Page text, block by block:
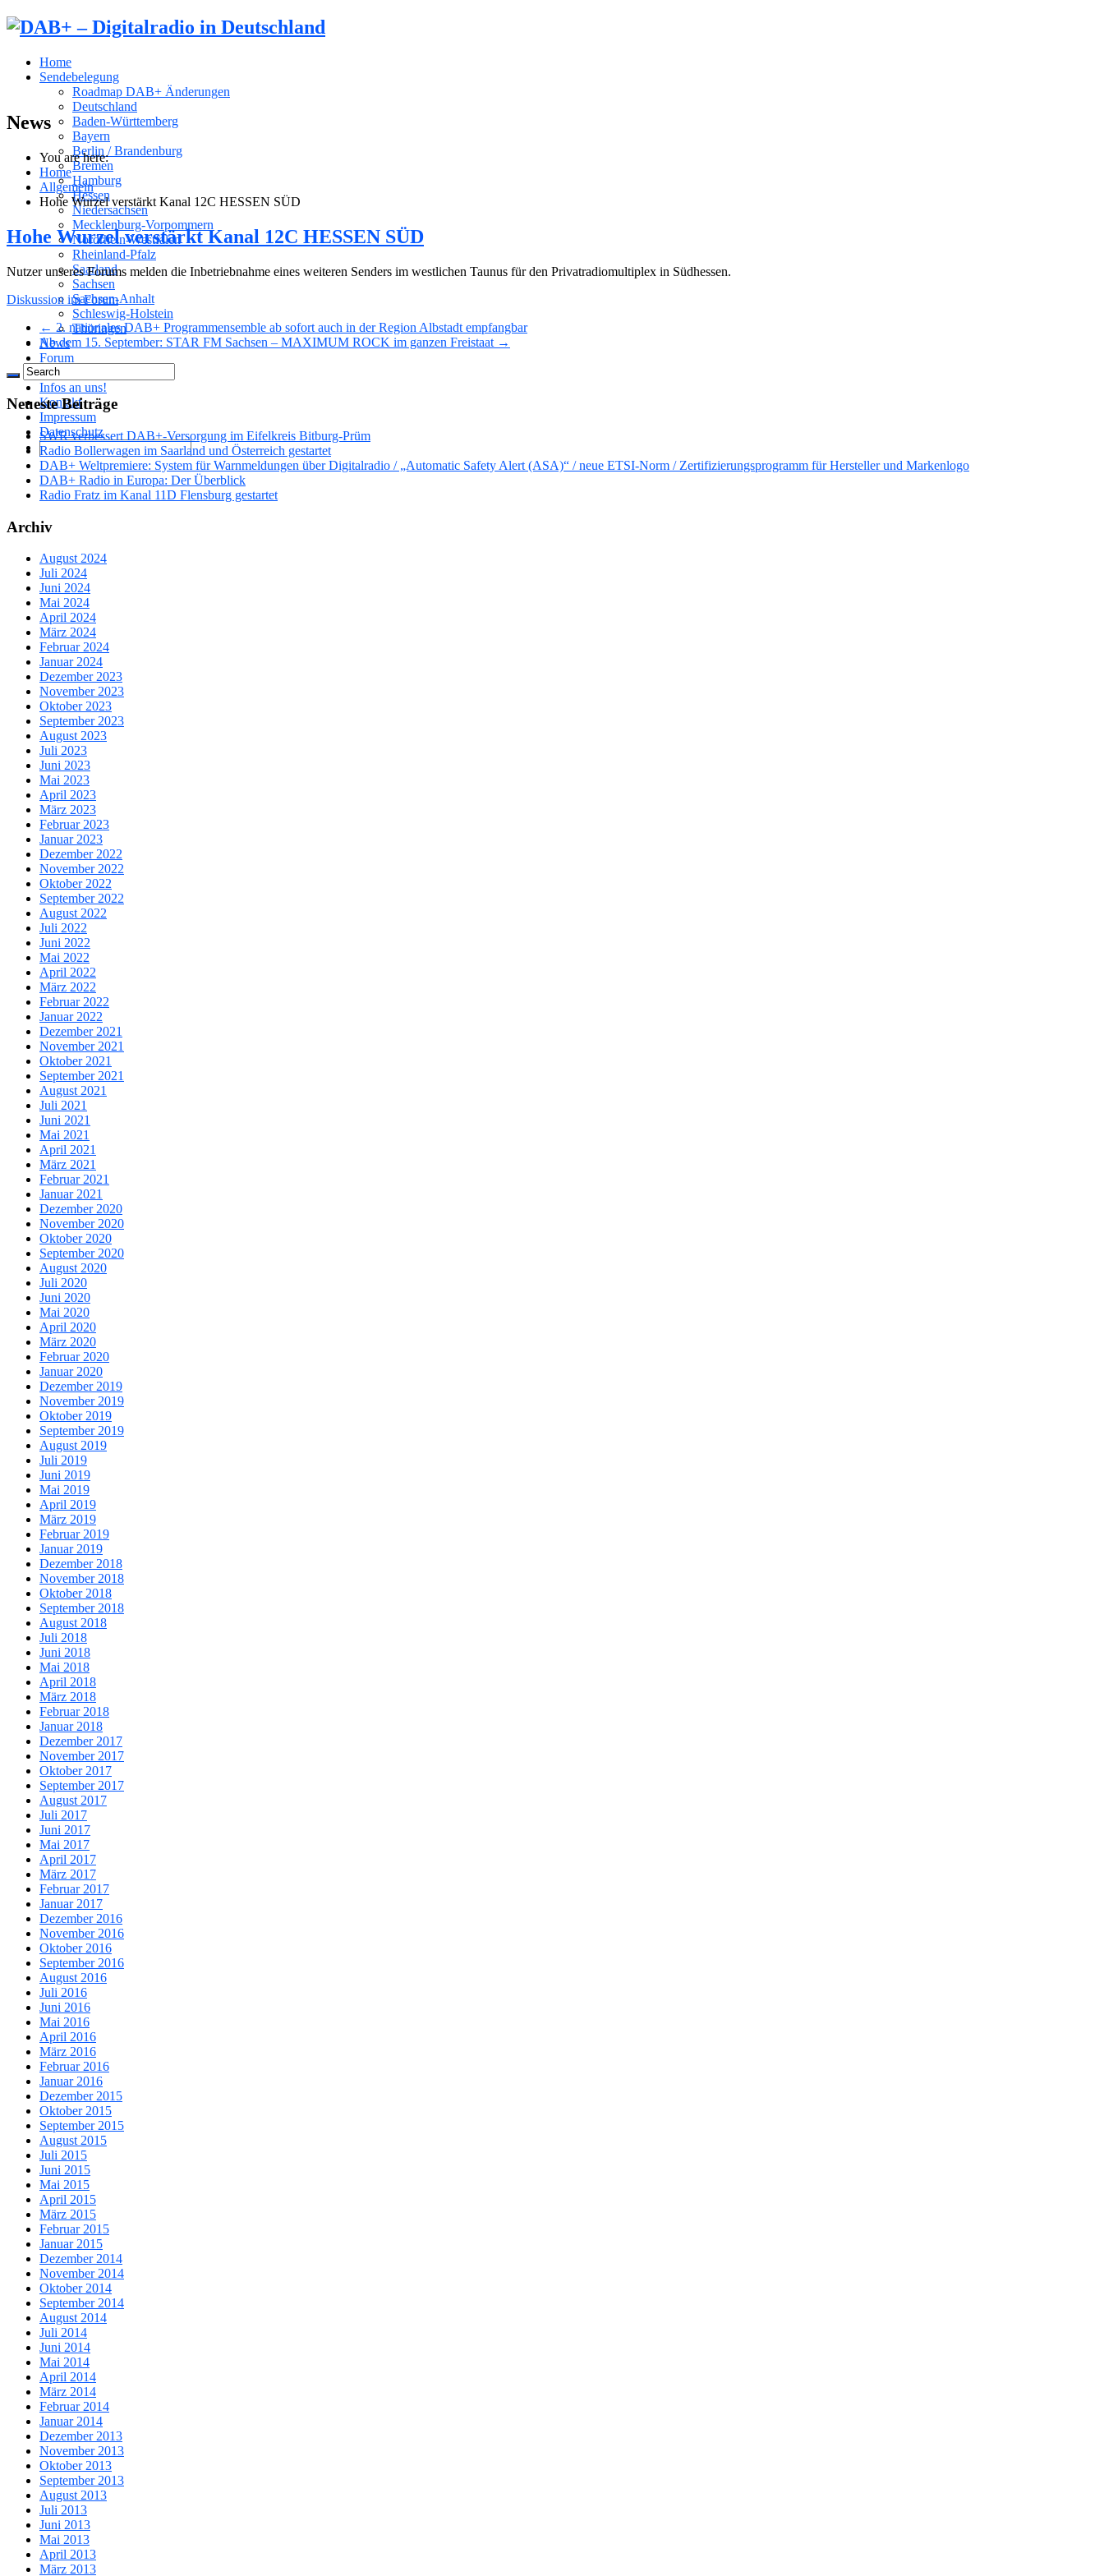
Home
Sendebelegung
Roadmap DAB+ Änderungen
Deutschland
Baden-Württemberg
Bayern
Berlin / Brandenburg
Bremen
Hamburg
Hessen
Niedersachsen
Mecklenburg-Vorpommern
Nordrhein-Westfalen
Rheinland-Pfalz
Saarland
Sachsen
Sachsen-Anhalt
Schleswig-Holstein
Thüringen
News
Forum
Partner
Infos an uns!
Kontakt
Impressum
Datenschutz
News
You are here:
Home
Allgemein
Hohe Wurzel verstärkt Kanal 12C HESSEN SÜD
Hohe Wurzel verstärkt Kanal 12C HESSEN SÜD
Nutzer unseres Forums melden die Inbetriebnahme eines weiteren Senders im westlichen Taunus für den Privatradiomultiplex in Südhessen.
Diskussion im Forum
← 2. nationales DAB+ Programmensemble ab sofort auch in der Region Albstadt empfangbar
Ab dem 15. September: STAR FM Sachsen – MAXIMUM ROCK im ganzen Freistaat →
Neueste Beiträge
SWR verbessert DAB+-Versorgung im Eifelkreis Bitburg-Prüm
Radio Bollerwagen im Saarland und Österreich gestartet
DAB+ Weltpremiere: System für Warnmeldungen über Digitalradio / „Automatic Safety Alert (ASA)“ / neue ETSI-Norm / Zertifizierungsprogramm für Hersteller und Markenlogo
DAB+ Radio in Europa: Der Überblick
Radio Fratz im Kanal 11D Flensburg gestartet
Archiv
August 2024
Juli 2024
Juni 2024
Mai 2024
April 2024
März 2024
Februar 2024
Januar 2024
Dezember 2023
November 2023
Oktober 2023
September 2023
August 2023
Juli 2023
Juni 2023
Mai 2023
April 2023
März 2023
Februar 2023
Januar 2023
Dezember 2022
November 2022
Oktober 2022
September 2022
August 2022
Juli 2022
Juni 2022
Mai 2022
April 2022
März 2022
Februar 2022
Januar 2022
Dezember 2021
November 2021
Oktober 2021
September 2021
August 2021
Juli 2021
Juni 2021
Mai 2021
April 2021
März 2021
Februar 2021
Januar 2021
Dezember 2020
November 2020
Oktober 2020
September 2020
August 2020
Juli 2020
Juni 2020
Mai 2020
April 2020
März 2020
Februar 2020
Januar 2020
Dezember 2019
November 2019
Oktober 2019
September 2019
August 2019
Juli 2019
Juni 2019
Mai 2019
April 2019
März 2019
Februar 2019
Januar 2019
Dezember 2018
November 2018
Oktober 2018
September 2018
August 2018
Juli 2018
Juni 2018
Mai 2018
April 2018
März 2018
Februar 2018
Januar 2018
Dezember 2017
November 2017
Oktober 2017
September 2017
August 2017
Juli 2017
Juni 2017
Mai 2017
April 2017
März 2017
Februar 2017
Januar 2017
Dezember 2016
November 2016
Oktober 2016
September 2016
August 2016
Juli 2016
Juni 2016
Mai 2016
April 2016
März 2016
Februar 2016
Januar 2016
Dezember 2015
Oktober 2015
September 2015
August 2015
Juli 2015
Juni 2015
Mai 2015
April 2015
März 2015
Februar 2015
Januar 2015
Dezember 2014
November 2014
Oktober 2014
September 2014
August 2014
Juli 2014
Juni 2014
Mai 2014
April 2014
März 2014
Februar 2014
Januar 2014
Dezember 2013
November 2013
Oktober 2013
September 2013
August 2013
Juli 2013
Juni 2013
Mai 2013
April 2013
März 2013